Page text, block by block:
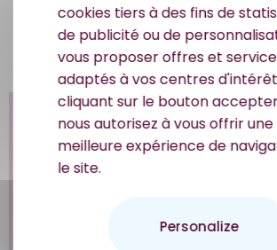
Voir le produit
cookies tiers à des fins de
de publicité ou de
vous proposer offres et
adaptés à vos centres
cliquant sur le bouton
nous autorisez à vous offrir une
meilleure expérience de
le site.
Personalize